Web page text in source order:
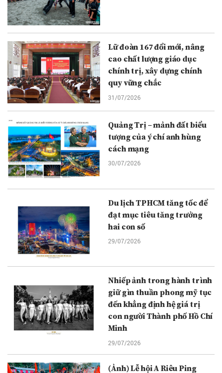
Lữ đoàn 167 đổi mới, nâng
cao chất lượng giáo dục
chính trị, xây dựng chính
quy vững chắc
31/07/2026
Quảng Trị – mảnh đất biểu
tượng của ý chí anh hùng
cách mạng
30/07/2026
Du lịch TPHCM tăng tốc để
đạt mục tiêu tăng trưởng
hai con số
29/07/2026
Nhiếp ảnh trong hành trình
giữ gìn thuần phong mỹ tục
đến khẳng định hệ giá trị
con người Thành phố Hồ Chí
Minh
29/07/2026
(Ảnh) Lễ hội A Riêu Ping